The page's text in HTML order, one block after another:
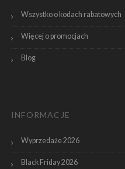
Wszystko o kodach rabatowych
Więcej o promocjach
Blog
INFORMACJE
Wyprzedaże 2026
Black Friday 2026